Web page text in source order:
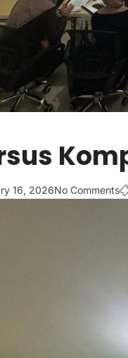
16, 2026No Comments